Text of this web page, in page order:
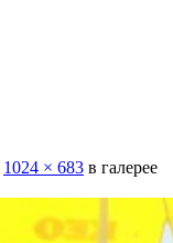
1024 × 683 в галерее